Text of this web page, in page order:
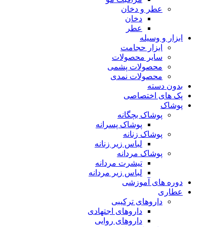
عطر و دخان
دخان
عطر
ابزار و وسیله
ابزار حجامت
سایر محصولات
محصولات پشمی
محصولات نمدی
بدون دسته
پک های اختصاصی
پوشاک
پوشاک بچگانه
پوشاک پسرانه
پوشاک زنانه
لباس زیر زنانه
پوشاک مردانه
تیشرت مردانه
لباس زیر مردانه
دوره های آموزشی
عطاری
داروهای ترکیبی
داروهای اجتهادی
داروهای روایی